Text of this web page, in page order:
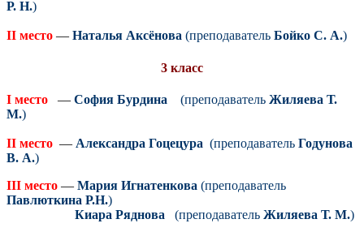
Р. Н.)
II место — Наталья Аксёнова (преподаватель Бойко С. А.)
3 класс
I место — София Бурдина (преподаватель Жиляева Т.
М.)
II место — Александра Гоцецура (преподаватель Годунова
В. А.)
III место — Мария Игнатенкова (преподаватель
Павлюткина Р.Н.)
Киара Ряднова (преподаватель Жиляева Т. М.)